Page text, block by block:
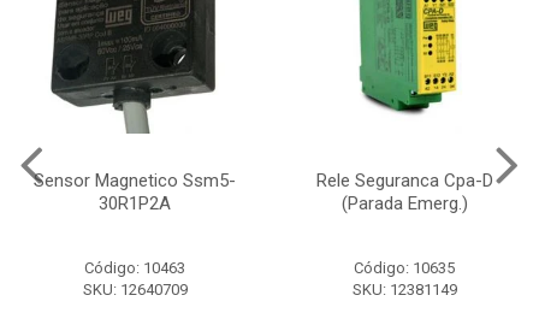
Sensor Magnetico Ssm5-
30R1P2A
Código: 10463
SKU: 12640709
Rele Seguranca Cpa-D
(Parada Emerg.)
Código: 10635
SKU: 12381149